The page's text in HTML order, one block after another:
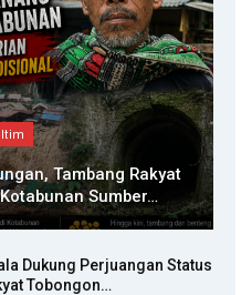
Tambang Rakyat
Sumber…
Dukung Perjuangan Status
Tobongon…